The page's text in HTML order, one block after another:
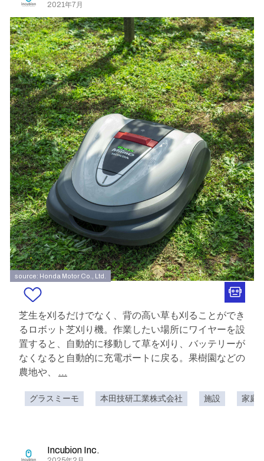
2021年7月
source: Honda Motor Co., Ltd.
芝生を刈るだけでなく、背の高い草も刈ることができ
るロボット芝刈り機。作業したい場所にワイヤーを設
置すると、自動的に移動して草を刈り、バッテリーが
なくなると自動的に充電ポートに戻る。果樹園などの
農地や、
...
グラスミーモ 本田技研工業株式会社 施設 家庭
Incubion Inc.